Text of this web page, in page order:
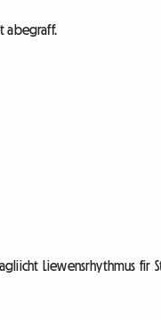
abegraff.
Liewensrhythmus fir